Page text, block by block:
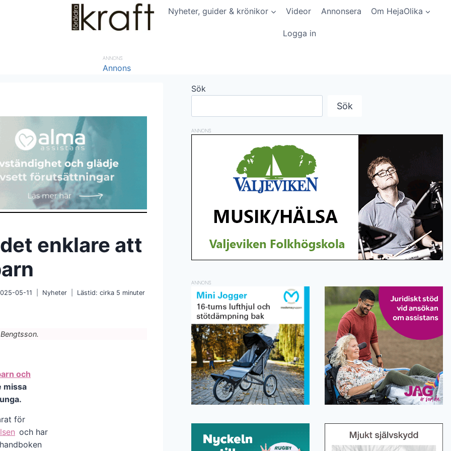
Nyheter, guider & krönikor Videor Annonsera Om HejaOlika
Logga in
ANNONS
enklare att
05-11 Nyheter Lästid: cirka 5 minuter
och
missa
för
och har
Sök
Sök
ANNONS
ANNONS